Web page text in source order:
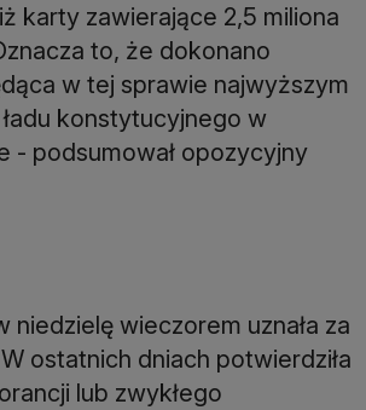
karty zawierające 2,5 miliona
to, że dokonano
w tej sprawie najwyższym
konstytucyjnego w
- podsumował opozycyjny
wieczorem uznała za
ostatnich dniach potwierdziła
lub zwykłego